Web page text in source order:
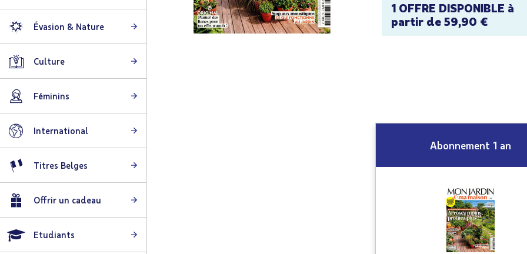
1 OFFRE DISPONIBLE à
partir de 59,90 €
Abonnement 1 an
Évasion & Nature
Culture
Féminins
International
Titres Belges
Offrir un cadeau
Etudiants